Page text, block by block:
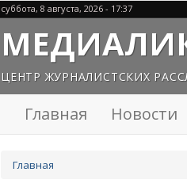
суббота, 8 августа, 2026 - 17:37
ЦЕНТР ЖУРНАЛИСТСКИХ
Главная Новости
здесь
Главная